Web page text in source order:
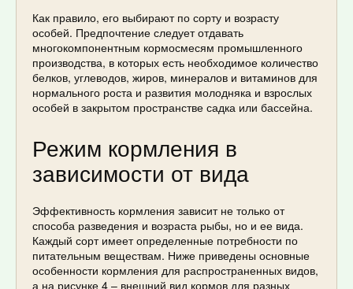
Как правило, его выбирают по сорту и возрасту
особей. Предпочтение следует отдавать
многокомпонентным кормосмесям промышленного
производства, в которых есть необходимое количество
белков, углеводов, жиров, минералов и витаминов для
нормального роста и развития молодняка и взрослых
особей в закрытом пространстве садка или бассейна.
Режим кормления в
зависимости от вида
Эффективность кормления зависит не только от
способа разведения и возраста рыбы, но и ее вида.
Каждый сорт имеет определенные потребности по
питательным веществам. Ниже приведены основные
особенности кормления для распространенных видов,
а на рисунке 4 – внешний вид кормов для разных